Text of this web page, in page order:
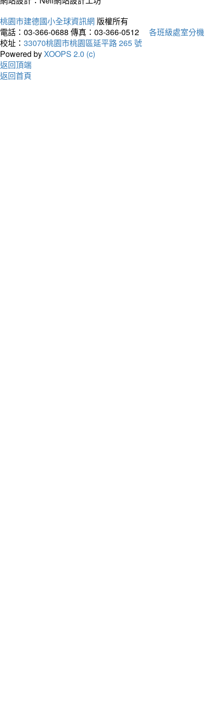
桃園市建德國小全球資訊網 版權所有
電話：03-366-0688 傳真：03-366-0512
各班級處室分機
校址： 33070桃園市桃園區延平路 265 號
Powered byXOOPS 2.0 (c)
返回頂端
返回首頁